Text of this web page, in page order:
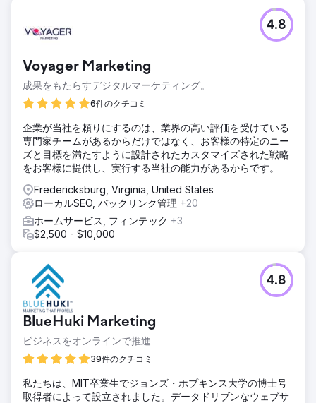
Voyager Marketing
成果をもたらすデジタルマーケティング。
6件のクチコミ
4.8
企業が当社を頼りにするのは、業界の高い評価を受けている
専門家チームがあるからだけではなく、お客様の特定のニー
ズと目標を満たすように設計されたカスタマイズされた戦略
をお客様に提供し、実行する当社の能力があるからです。
Fredericksburg, Virginia, United States
ローカルSEO, バックリンク管理 +20
ホームサービス, フィンテック +3
$2,500 - $10,000
BlueHuki Marketing
ビジネスをオンラインで推進
39件のクチコミ
4.8
私たちは、MIT卒業生でジョンズ・ホプキンス大学の博士号
取得者によって設立されました。データドリブンなウェブサ